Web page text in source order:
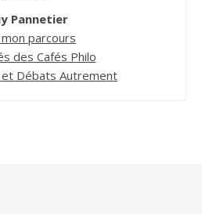
Pannetier
parcours
des Cafés Philo
Débats Autrement